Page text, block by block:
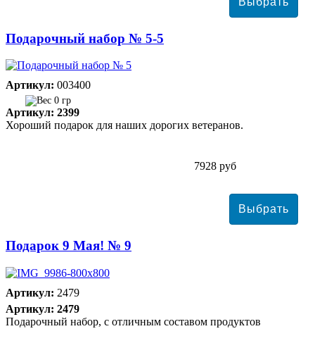
Подарочный набор № 5-5
Артикул: 003400
0 гр
Артикул: 2399
Хороший подарок для наших дорогих ветеранов.
7928 руб
Подарок 9 Мая! № 9
Артикул: 2479
Артикул: 2479
Подарочный набор, с отличным составом продуктов